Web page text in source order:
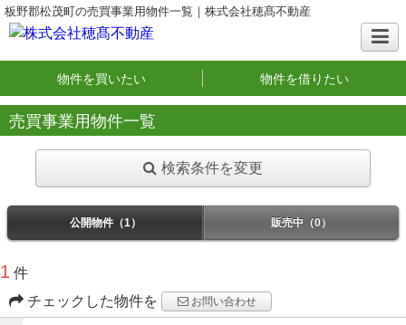
板野郡松茂町の売買事業用物件一覧｜株式会社穂髙不動産
物件を買いたい 物件を借りたい
売買事業用物件一覧
検索条件を変更
公開物件（1） 販売中（0）
1 件
チェックした物件を
お問い合わせ